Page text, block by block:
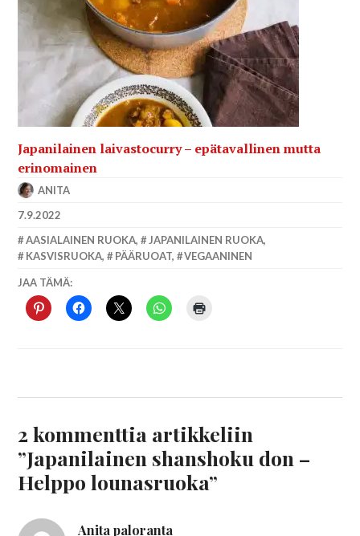
Japanilainen laivastocurry – epätavallinen mutta
erinomainen
ANITA
7.9.2022
AASIALAINEN RUOKA, JAPANILAINEN RUOKA,
KASVISRUOKA, PÄÄRUOAT, VEGAANINEN
JAA TÄMÄ:
2 kommenttia artikkeliin
”Japanilainen shanshoku don –
Helppo lounasruoka”
Anita paloranta